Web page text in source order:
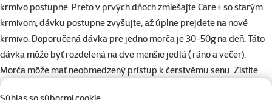
krmivo postupne. Preto v prvých dňoch zmiešajte Care+ so starým
krmivom, dávku postupne zvyšujte, až úplne prejdete na nové
krmivo. Doporučená dávka pre jedno morča je 30-50g na deň. Táto
dávka môže byť rozdelená na dve menšie jedlá ( ráno a večer).
Morča môže mať neobmedzený prístup k čerstvému senu. Zistite
prístup k čerstvej pitnej vode.